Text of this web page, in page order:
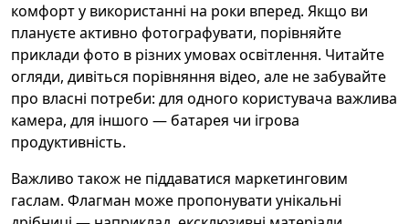
комфорт у використанні на роки вперед. Якщо ви
плануєте активно фотографувати, порівняйте
приклади фото в різних умовах освітлення. Читайте
огляди, дивіться порівняння відео, але не забувайте
про власні потреби: для одного користувача важлива
камера, для іншого — батарея чи ігрова
продуктивність.
Важливо також не піддаватися маркетинговим
гаслам. Флагман може пропонувати унікальні